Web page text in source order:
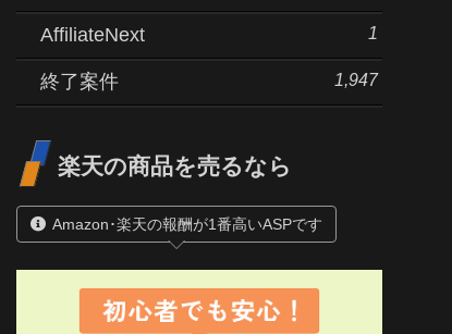
AffiliateNext 1
終了案件 1,947
楽天の商品を売るなら
Amazon･楽天の報酬が1番高いASPです